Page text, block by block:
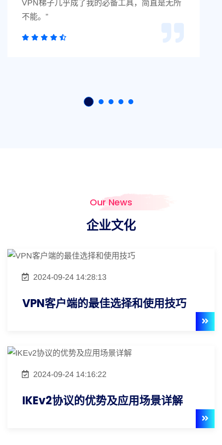
有出现过断连或者网络不稳定的情况，非常可
靠。”
Our News
企业文化
2024-09-24 14:28:13
VPN客户端的最佳选择和使用技巧
2024-09-24 14:16:22
IKEv2协议的优势及应用场景详解